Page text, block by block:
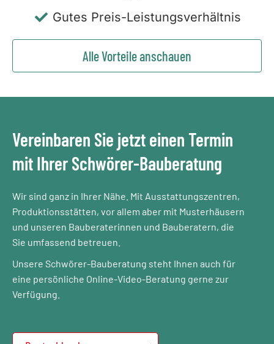
Gutes Preis-Leistungsverhältnis
Alle Vorteile anschauen
Vereinbaren Sie jetzt einen Termin
mit Ihrer Schwörer-Bauberatung
Wir sind ganz in Ihrer Nähe. Mit Ausstattungszentren,
Produktionsstätten, vor allem aber mit Musterhäusern
und unseren Bauberaterinnen und Bauberatern, die
Sie umfassend betreuen.
Unsere Schwörer-Bauberatung steht Ihnen auch für
eine persönliche Online-Video-Beratung gerne zur
Verfügung.